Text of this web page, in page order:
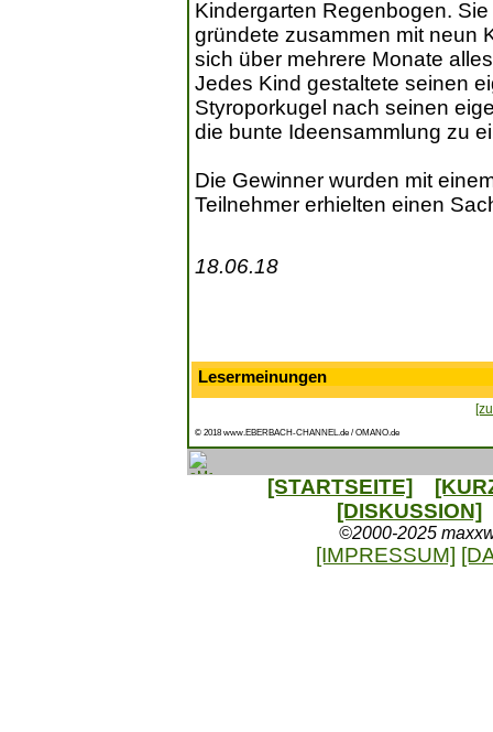
Kindergarten Regenbogen.
gründete zusammen mit neun
sich über mehrere Monate
Jedes Kind gestaltete seinen
Styroporkugel nach seinen
die bunte Ideensammlung zu
Die Gewinner wurden mit
Teilnehmer erhielten einen
18.06.18
Lesermeinungen
© 2018 www.EBERBACH-CHANNEL.de / OMANO.de
[STARTSEITE]
[DISKUSSION]
©2000-2025
[IMPRESSUM]